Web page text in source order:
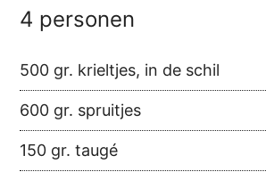
4 personen
500 gr. krieltjes, in de schil
600 gr. spruitjes
150 gr. taugé